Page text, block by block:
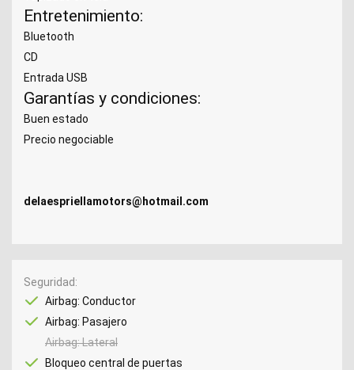
Entretenimiento:
Bluetooth
CD
Entrada USB
Garantías y condiciones:
Buen estado
Precio negociable
delaespriellamotors@hotmail.com
Seguridad
Airbag: Conductor
Airbag: Pasajero
Airbag: Lateral
Bloqueo central de puertas